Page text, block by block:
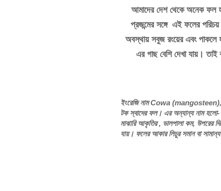
আমাদের দেশ থেকে অনেক ফল
প্রজন্মের সঙ্গে এই ফলের পরিচয়
অবস্থায় সবুজ রংয়ের এবং পাকলে
এর গাছ বেশি দেখা যায়। তাই
ইংরেজি নামCowa (mangosteen),
টক স্বাদের ফল। এর অন্যান্য নাম হলো-
মাঝারি আকৃতির, ডালপালা কম, উপরের
যায়। ফলের আকার লিচুর সমান বা সামান্য